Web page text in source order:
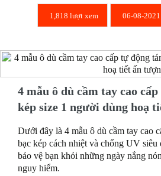
1,818 lượt xem 06-08-2021
4 mẫu ô dù cầm tay cao
kép size 1 người dùng hoạ
Dưới đây là 4 mẫu ô dù cầm tay cao
bạc kép cách nhiệt và chống UV
bảo vệ bạn khỏi những ngày nắng
nguy hiểm.